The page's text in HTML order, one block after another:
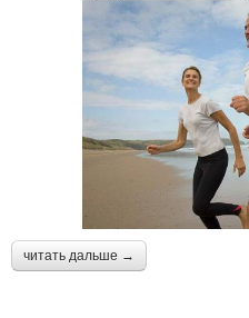
читать дальше →